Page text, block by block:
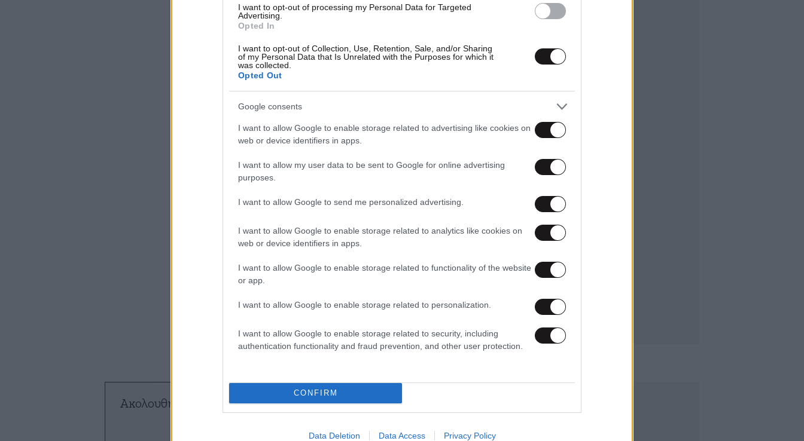
I want to opt-out of processing my Personal Data for Targeted
Advertising.
Opted In
I want to opt-out of Collection, Use, Retention, Sale, and/or Sharing
of my Personal Data that Is Unrelated with the Purposes for which it
was collected.
Opted Out
Google consents
I want to allow Google to enable storage related to advertising like cookies on
web or device identifiers in apps.
I want to allow my user data to be sent to Google for online advertising
purposes.
I want to allow Google to send me personalized advertising.
I want to allow Google to enable storage related to analytics like cookies on
web or device identifiers in apps.
I want to allow Google to enable storage related to functionality of the website
or app.
I want to allow Google to enable storage related to personalization.
I want to allow Google to enable storage related to security, including
authentication functionality and fraud prevention, and other user protection.
CONFIRM
Data Deletion Data Access Privacy Policy
Ακολουθήστε το NEWSBEASTστοGoogle Newsκαι μάθετε πρώτοι